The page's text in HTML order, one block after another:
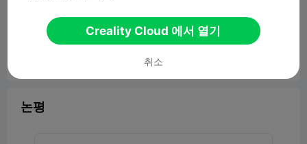
Intricate Wolf Head Emblem Display Art
5.88MB 관련 3D 모델
6
논평
Creality Cloud 에서 열기
취소